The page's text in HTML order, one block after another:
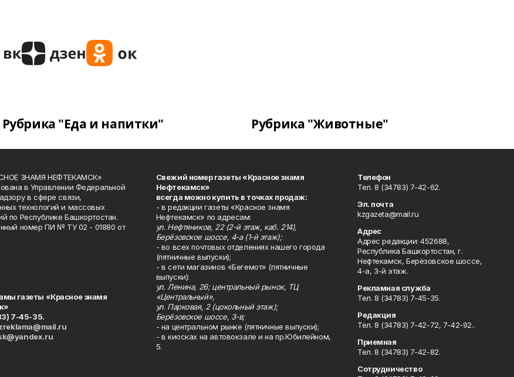
Рубрика "Еда и напитки" Рубрика "Животные"
ЗНАМЯ НЕФТЕКАМСК»
в Управлении Федеральной
в сфере связи,
технологий и массовых
по Республике Башкортостан.
номер ПИ № ТУ 02 - 01880 от
газеты «Красное знамя
7-45-35.
Свежий номер газеты «Красное знамя
Нефтекамск»
всегда можно купить в точках продаж:
- в редакции газеты «Красное знамя
Нефтекамск» по адресам:
ул. Нефтяников, 22 (2-й этаж, каб. 214),
Берёзовское шоссе, 4-а (1-й этаж);
- во всех почтовых отделениях нашего города
(пятничные выпуски);
- в сети магазинов «Бегемот» (пятничные
выпуски):
ул. Ленина, 26; центральный рынок, ТЦ
«Центральный»,
ул. Парковая, 2 (цокольный этаж);
Берёзовское шоссе, 3-в;
- на центральном рынке (пятничные выпуски);
- в киосках на автовокзале и на пр.Юбилейном,
5.
Телефон
Тел. 8 (34783) 7-42-62.
Эл. почта
kzgazeta@mail.ru
Адрес
Адрес редакции: 452688,
Республика Башкортостан, г.
Нефтекамск, Берёзовское шоссе,
4-а, 3-й этаж.
Рекламная служба
Тел. 8 (34783) 7-45-35.
Редакция
Тел. 8 (34783) 7-42-72, 7-42-92..
Приемная
Тел. 8 (34783) 7-42-82.
Сотрудничество